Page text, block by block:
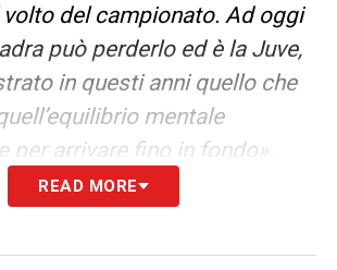
del campionato. Ad oggi
può perderlo ed è la Juve,
in questi anni quello che
mentale
per arrivare fino in fondo».
READ MORE